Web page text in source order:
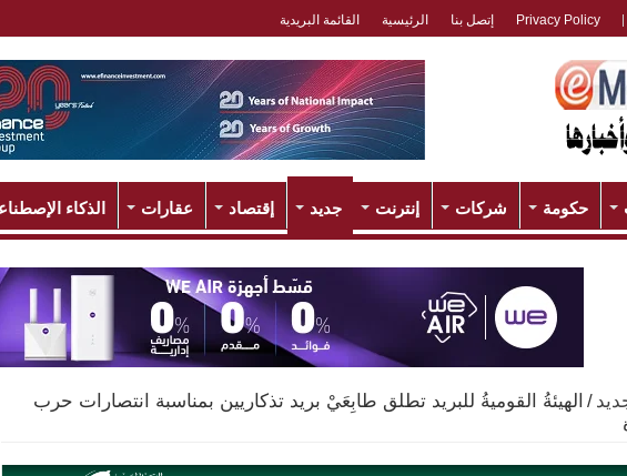
Privacy Policy إتصل بنا الرئيسية القائمة البريدية
حكومة شركات إنترنت جديد إقتصاد عقارات الذكاء
/ الهيئةُ القوميةُ للبريد تطلق طابِعَيْ بريد تذكاريين بمناسبة انتصارات حرب